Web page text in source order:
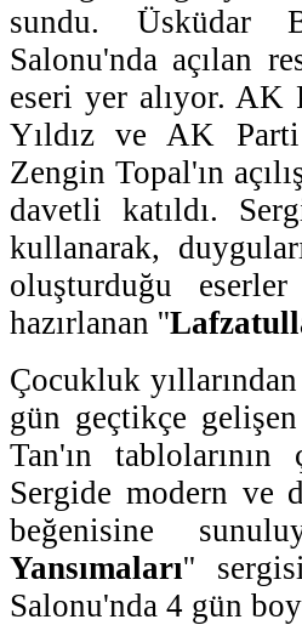
sundu. Üsküdar
Salonu'nda açılan
eseri yer alıyor. AK
Yıldız ve AK
Zengin Topal'ın
davetli katıldı.
kullanarak,
oluşturduğu
hazırlanan ''
Çocukluk
gün geçtikçe gelişen
Tan'ın
Sergide modern ve
beğenisine
Yansımaları''
Salonu'nda 4 gün